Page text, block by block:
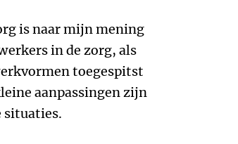
is naar mijn mening
in de zorg, als
toegespitst
aanpassingen zijn
situaties.